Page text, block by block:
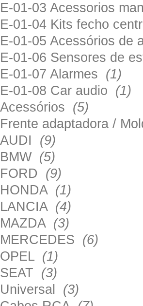
E-01-03 Acessorios
E-01-04 Kits fecho
E-01-05 Acessórios de
E-01-06 Sensores de
E-01-07 Alarmes (1)
E-01-08 Car audio (1)
Acessórios (5)
Frente adaptadora /
AUDI (9)
BMW (5)
FORD (9)
HONDA (1)
LANCIA (4)
MAZDA (3)
MERCEDES (6)
OPEL (1)
SEAT (3)
Universal (3)